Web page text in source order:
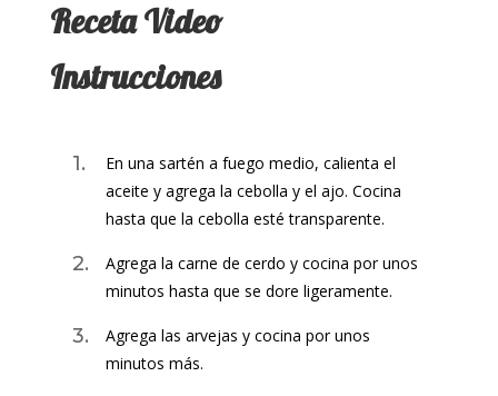
Receta Video
Instrucciones
En una sartén a fuego medio, calienta el
aceite y agrega la cebolla y el ajo. Cocina
hasta que la cebolla esté transparente.
Agrega la carne de cerdo y cocina por unos
minutos hasta que se dore ligeramente.
Agrega las arvejas y cocina por unos
minutos más.